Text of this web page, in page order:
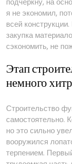
я не экономил,
всей
закупка
сэкономить, не
Этап
немного
Строительство
самостоятельно.
но это сильно
вооружился
терпением.